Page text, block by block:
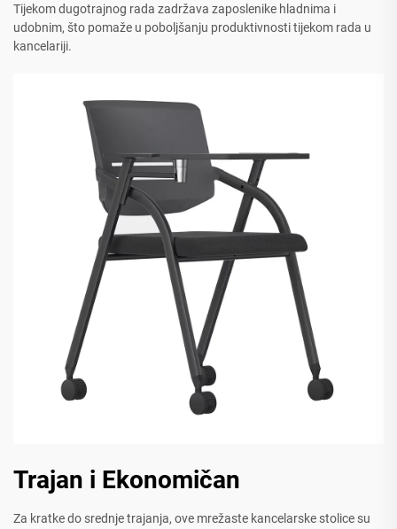
Tijekom dugotrajnog rada zadržava zaposlenike hladnima i
udobnim, što pomaže u poboljšanju produktivnosti tijekom rada u
kancelariji.
Trajan i Ekonomičan
Za kratke do srednje trajanja, ove mrežaste kancelarske stolice su